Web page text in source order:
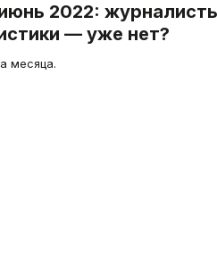
2022:
— уже нет?
месяца.